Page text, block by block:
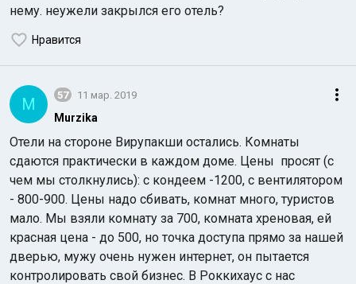
нему. неужели закрылся его отель?
Нравится
M 57 11 мар. 2019
Murzika
Отели на стороне Вирупакши остались. Комнаты
сдаются практически в каждом доме. Цены просят (с
чем мы столкнулись): с кондеем -1200, с вентилятором
- 800-900. Цены надо сбивать, комнат много, туристов
мало. Мы взяли комнату за 700, комната хреновая, ей
красная цена - до 500, но точка доступа прямо за нашей
дверью, мужу очень нужен интернет, он пытается
контролировать свой бизнес. В Роккихаус с нас